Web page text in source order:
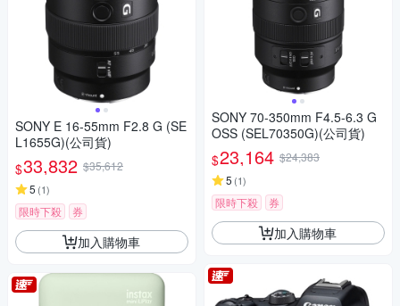
SONY E 16-55mm F2.8 G (SE
L1655G)(公司貨)
$33,832 $35,612
5 (1)
限時下殺 券
加入購物車
SONY 70-350mm F4.5-6.3 G
OSS (SEL70350G)(公司貨)
$23,164 $24,383
5 (1)
限時下殺 券
加入購物車